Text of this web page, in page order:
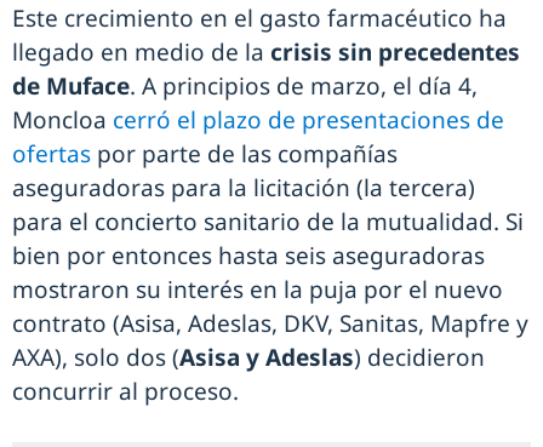
Este crecimiento en el gasto farmacéutico ha
llegado en medio de la crisis sin precedentes
de Muface. A principios de marzo, el día 4,
Moncloa cerró el plazo de presentaciones de
ofertas por parte de las compañías
aseguradoras para la licitación (la tercera)
para el concierto sanitario de la mutualidad. Si
bien por entonces hasta seis aseguradoras
mostraron su interés en la puja por el nuevo
contrato (Asisa, Adeslas, DKV, Sanitas, Mapfre y
AXA), solo dos (Asisa y Adeslas) decidieron
concurrir al proceso.